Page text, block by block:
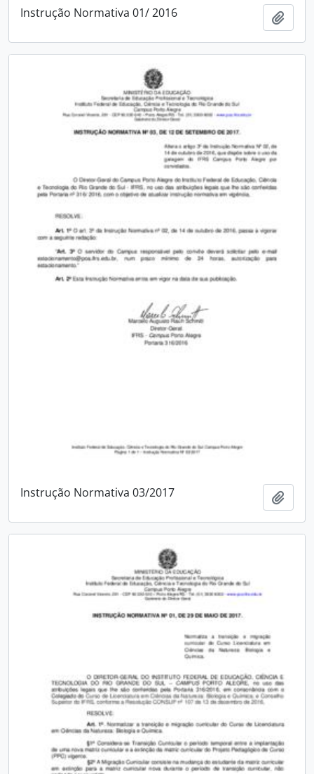
Instrução Normativa 01/ 2016
Instrução Normativa 03/2017